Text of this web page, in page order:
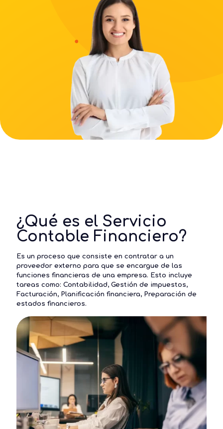
¿Qué es el Servicio
Contable Financiero?
Es un proceso que consiste en contratar a un
proveedor externo para que se encargue de las
funciones financieras de una empresa. Esto incluye
tareas como: Contabilidad, Gestión de impuestos,
Facturación, Planificación financiera, Preparación de
estados financieros.